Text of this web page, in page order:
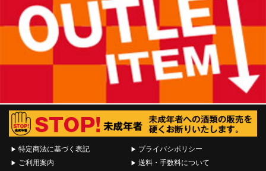
特定商法に基づく表記
ご利用案内
プライバシポリシー
送料・手数料について